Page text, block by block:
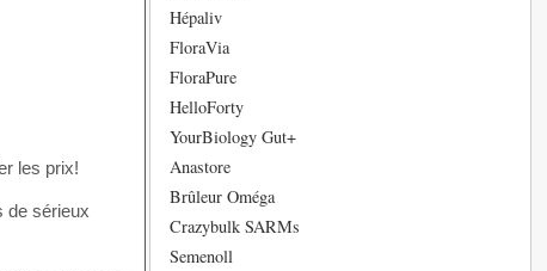
les prix!
de sérieux
Hépaliv
FloraVia
FloraPure
HelloForty
YourBiology Gut+
Anastore
Brûleur Oméga
Crazybulk SARMs
Semenoll